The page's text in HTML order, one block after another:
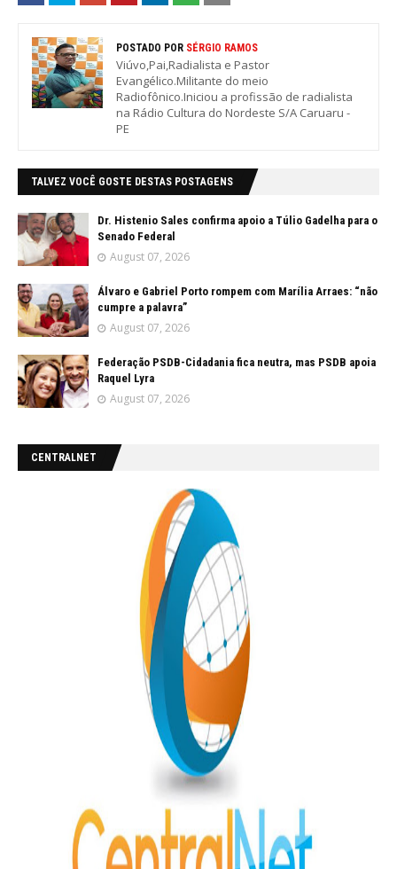
POSTADO POR SÉRGIO RAMOS
Viúvo,Pai,Radialista e Pastor
Evangélico.Militante do meio
Radiofônico.Iniciou a profissão de radialista
na Rádio Cultura do Nordeste S/A Caruaru -
PE
TALVEZ VOCÊ GOSTE DESTAS POSTAGENS
Dr. Histenio Sales confirma apoio a Túlio Gadelha para o
Senado Federal
August 07, 2026
Álvaro e Gabriel Porto rompem com Marília Arraes: “não
cumpre a palavra”
August 07, 2026
Federação PSDB-Cidadania fica neutra, mas PSDB apoia
Raquel Lyra
August 07, 2026
CENTRALNET